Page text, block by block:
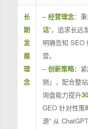
长
期
发
展
理
念
–经营理念：秉
话”，追求长远
明确告知 SEO
营。
–创新策略：
销」，配合整
询盘能力提升
GEO 针对性策
源” 从